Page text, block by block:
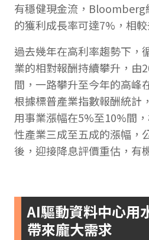
有穩健現金流，Bloomberg
的獲利成長率可達7%，相
過去幾年在高利率趨勢下，
業的相對報酬持續攀升，由
間，一路攀升至今年的高峰
根據標普產業指數報酬統計
用事業漲幅在5%至10%間
性產業三成至五成的漲幅，
後，迎接降息評價重估，有
AI驅動資料中心用
帶來龐大需求